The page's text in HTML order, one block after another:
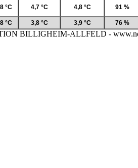
°C 4,7 °C 4,8 °C 91 %
°C 3,8 °C 3,9 °C 76 %
BILLIGHEIM-ALLFELD -